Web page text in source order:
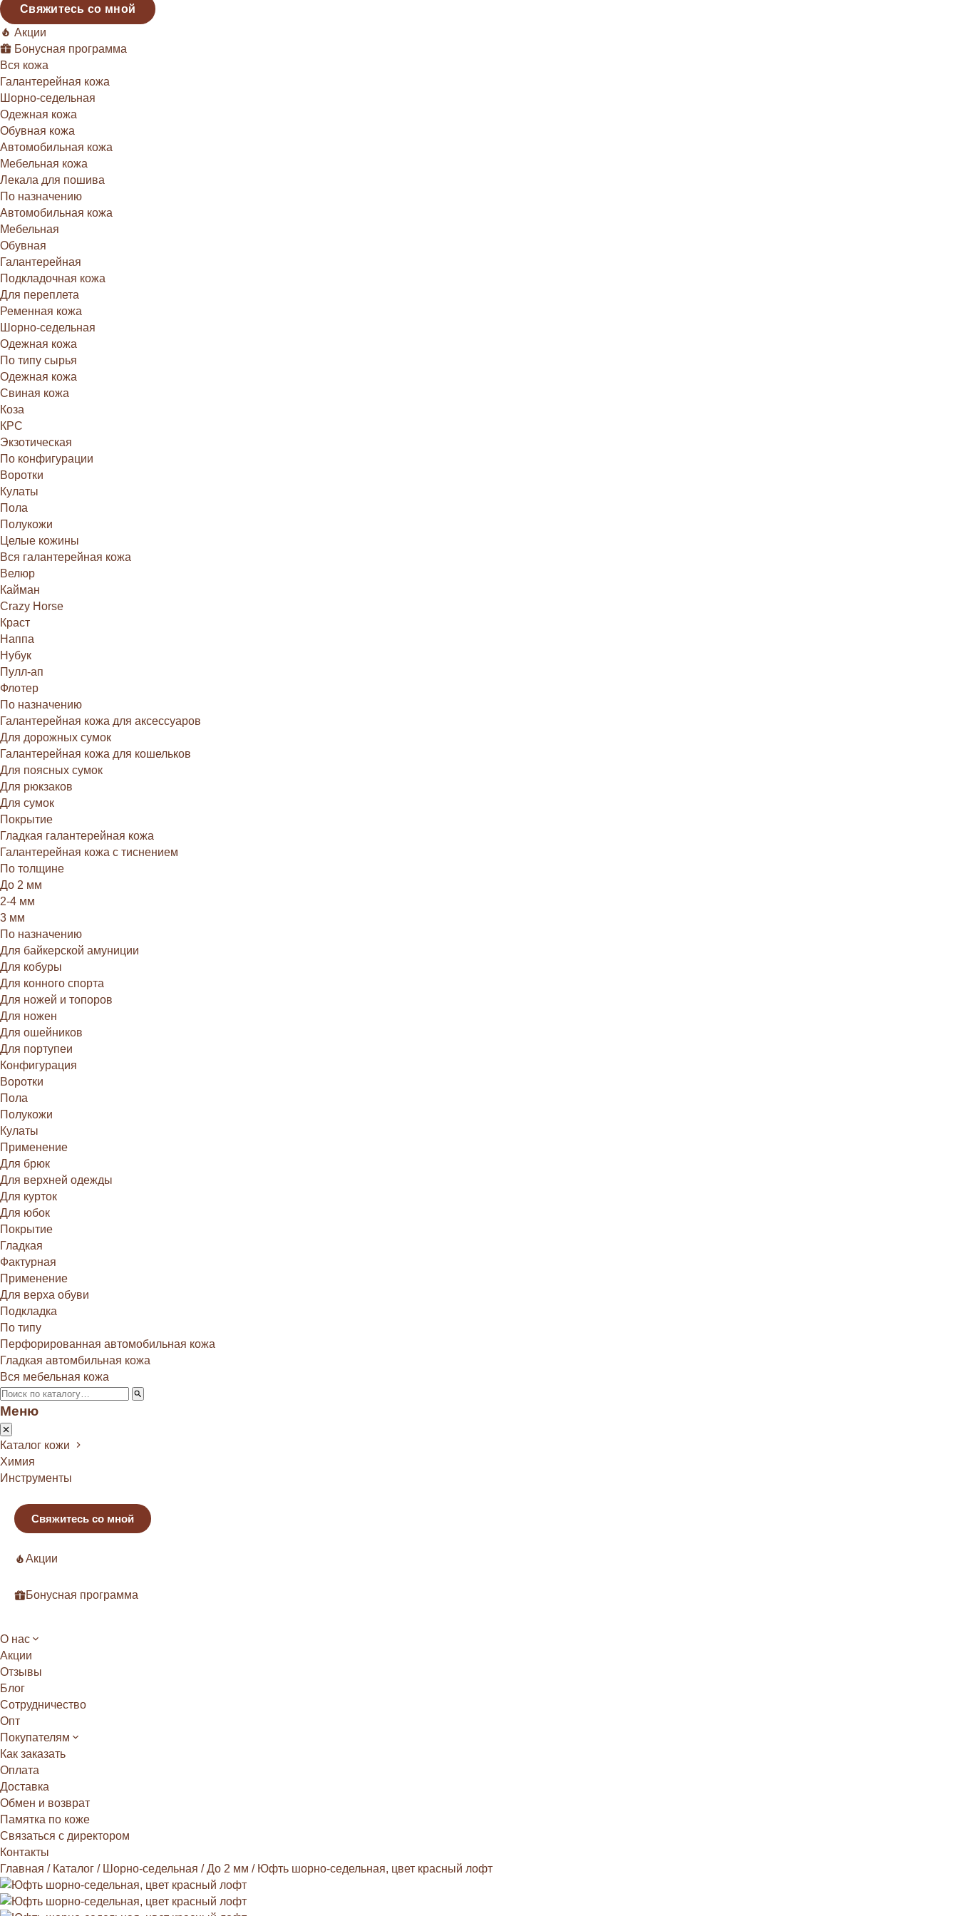
Свяжитесь со мной
Акции
Бонусная программа
Вся кожа
Галантерейная кожа
Шорно-седельная
Одежная кожа
Обувная кожа
Автомобильная кожа
Мебельная кожа
Лекала для пошива
По назначению
Автомобильная кожа
Мебельная
Обувная
Галантерейная
Подкладочная кожа
Для переплета
Ременная кожа
Шорно-седельная
Одежная кожа
По типу сырья
Одежная кожа
Свиная кожа
Коза
КРС
Экзотическая
По конфигурации
Воротки
Кулаты
Пола
Полукожи
Целые кожины
Вся галантерейная кожа
Велюр
Кайман
Crazy Horse
Краст
Наппа
Нубук
Пулл-ап
Флотер
По назначению
Галантерейная кожа для аксессуаров
Для дорожных сумок
Галантерейная кожа для кошельков
Для поясных сумок
Для рюкзаков
Для сумок
Покрытие
Гладкая галантерейная кожа
Галантерейная кожа с тиснением
По толщине
До 2 мм
2-4 мм
3 мм
По назначению
Для байкерской амуниции
Для кобуры
Для конного спорта
Для ножей и топоров
Для ножен
Для ошейников
Для портупеи
Конфигурация
Воротки
Пола
Полукожи
Кулаты
Применение
Для брюк
Для верхней одежды
Для курток
Для юбок
Покрытие
Гладкая
Фактурная
Применение
Для верха обуви
Подкладка
По типу
Перфорированная автомобильная кожа
Гладкая автомбильная кожа
Вся мебельная кожа
Меню
Каталог кожи
Химия
Инструменты
Свяжитесь со мной
Акции
Бонусная программа
О нас
Акции
Отзывы
Блог
Сотрудничество
Опт
Покупателям
Как заказать
Оплата
Доставка
Обмен и возврат
Памятка по коже
Связаться с директором
Контакты
Главная / Каталог / Шорно-седельная /До 2 мм / Юфть шорно-седельная, цвет красный лофт